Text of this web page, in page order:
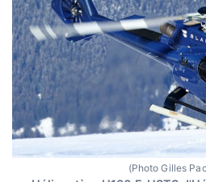
(Photo Gilles